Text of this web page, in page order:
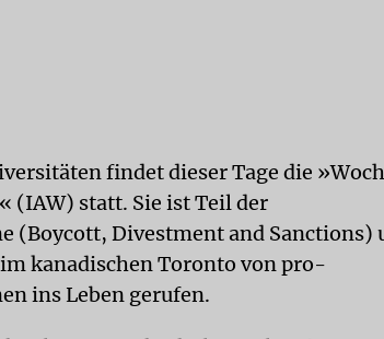
findet dieser Tage die
(IAW) statt. Sie ist Teil der
(Boycott, Divestment and Sanctions)
kanadischen Toronto von pro-
ins Leben gerufen.